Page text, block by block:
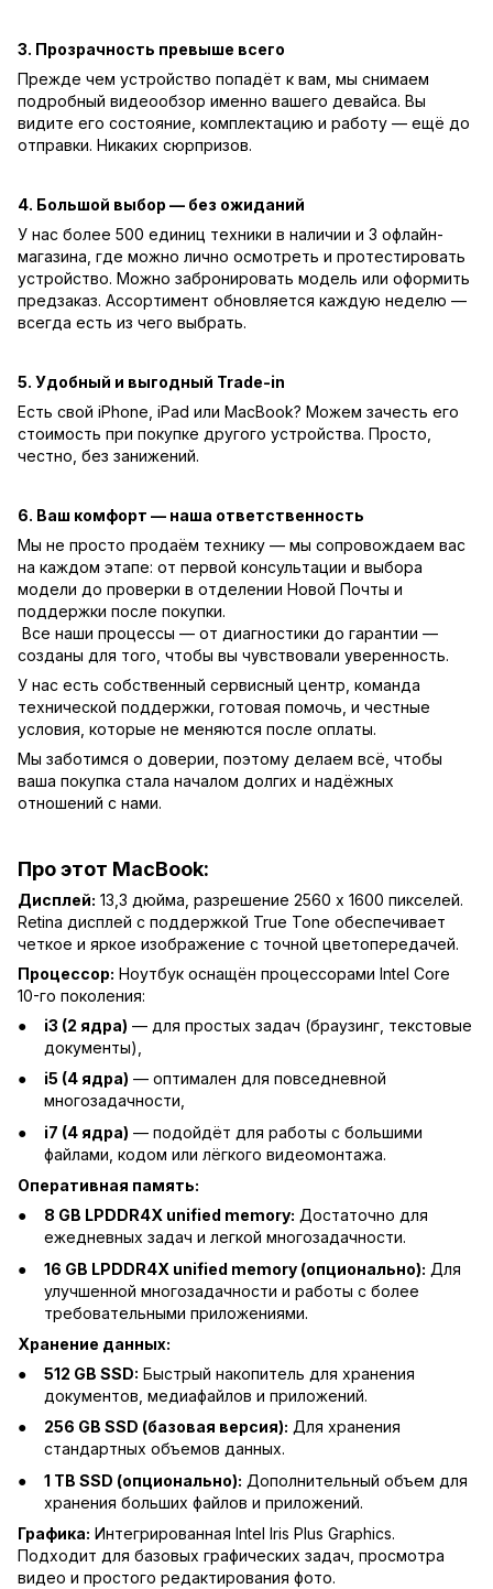
3. Прозрачность превыше всего
Прежде чем устройство попадёт к вам, мы снимаем
подробный видеообзор именно вашего девайса. Вы
видите его состояние, комплектацию и работу — ещё до
отправки. Никаких сюрпризов.
4. Большой выбор — без ожиданий
У нас более 500 единиц техники в наличии и 3 офлайн-
магазина, где можно лично осмотреть и протестировать
устройство. Можно забронировать модель или оформить
предзаказ. Ассортимент обновляется каждую неделю —
всегда есть из чего выбрать.
5. Удобный и выгодный Trade-in
Есть свой iPhone, iPad или MacBook? Можем зачесть его
стоимость при покупке другого устройства. Просто,
честно, без занижений.
6. Ваш комфорт — наша ответственность
Мы не просто продаём технику — мы сопровождаем вас
на каждом этапе: от первой консультации и выбора
модели до проверки в отделении Новой Почты и
поддержки после покупки.
Все наши процессы — от диагностики до гарантии —
созданы для того, чтобы вы чувствовали уверенность.
У нас есть собственный сервисный центр, команда
технической поддержки, готовая помочь, и честные
условия, которые не меняются после оплаты.
Мы заботимся о доверии, поэтому делаем всё, чтобы
ваша покупка стала началом долгих и надёжных
отношений с нами.
Про этот MacBook:
Дисплей: 13,3 дюйма, разрешение 2560 x 1600 пикселей.
Retina дисплей с поддержкой True Tone обеспечивает
четкое и яркое изображение с точной цветопередачей.
Процессор: Ноутбук оснащён процессорами Intel Core
10-го поколения:
i3 (2 ядра) — для простых задач (браузинг, текстовые
документы),
i5 (4 ядра) — оптимален для повседневной
многозадачности,
i7 (4 ядра) — подойдёт для работы с большими
файлами, кодом или лёгкого видеомонтажа.
Оперативная память:
8 GB LPDDR4X unified memory: Достаточно для
ежедневных задач и легкой многозадачности.
16 GB LPDDR4X unified memory (опционально): Для
улучшенной многозадачности и работы с более
требовательными приложениями.
Хранение данных:
512 GB SSD: Быстрый накопитель для хранения
документов, медиафайлов и приложений.
256 GB SSD (базовая версия): Для хранения
стандартных объемов данных.
1 TB SSD (опционально): Дополнительный объем для
хранения больших файлов и приложений.
Графика: Интегрированная Intel Iris Plus Graphics.
Подходит для базовых графических задач, просмотра
видео и простого редактирования фото.